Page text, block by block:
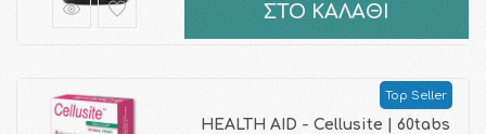
ΣΤΟ ΚΑΛΑΘΙ
Top Seller
HEALTH AID - Cellusite | 60tabs